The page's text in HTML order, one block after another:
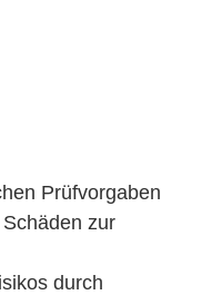
Prüfvorgaben
zur
durch